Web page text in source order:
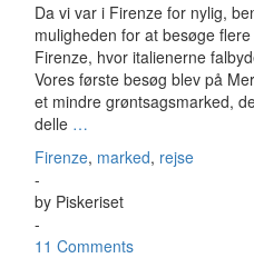
Da vi var i Firenze for nylig,
muligheden for at besøge
Firenze, hvor italienerne
Vores første besøg blev på
et mindre grøntsagsmarked,
delle …
Firenze, marked, rejse
-
by Piskeriset
-
11 Comments